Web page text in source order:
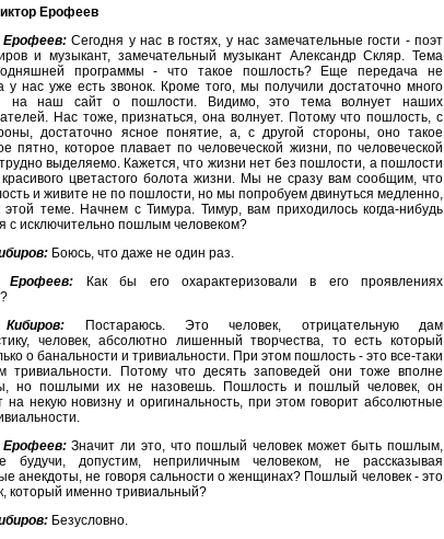
Ерофеев
Сегодня у нас в гостях, у нас замечательные гости - поэт
и музыкант, замечательный музыкант Александр Скляр. Тема
программы - что такое пошлость? Еще передача не
у нас уже есть звонок. Кроме того, мы получили достаточно много
на наш сайт о пошлости. Видимо, это тема волнует наших
Нас тоже, признаться, она волнует. Потому что пошлость, с
достаточно ясное понятие, а, с другой стороны, оно такое
пятно, которое плавает по человеческой жизни, по человеческой
трудно выделяемо. Кажется, что жизни нет без пошлости, а пошлости
красивого цветастого болота жизни. Мы не сразу вам сообщим, что
и живите не по пошлости, но мы попробуем двинуться медленно,
теме. Начнем с Тимура. Тимур, вам приходилось когда-нибудь
с исключительно пошлым человеком?
Боюсь, что даже не один раз.
Ерофеев: Как бы его охарактеризовали в его проявлениях
Постараюсь. Это человек, отрицательную дам
человек, абсолютно лишенный творчества, то есть который
о банальности и тривиальности. При этом пошлость - это все-таки
тривиальности. Потому что десять заповедей они тоже вполне
но пошлыми их не назовешь. Пошлость и пошлый человек, он
на некую новизну и оригинальность, при этом говорит абсолютные
Значит ли это, что пошлый человек может быть пошлым,
будучи, допустим, неприличным человеком, не рассказывая
анекдоты, не говоря сальности о женщинах? Пошлый человек - это
который именно тривиальный?
Безусловно.